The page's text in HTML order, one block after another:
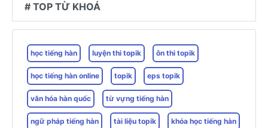
# TOP TỪ KHOÁ
học tiếng hàn luyện thi topik ôn thi topik
học tiếng hàn online topik eps topik
văn hóa hàn quốc từ vựng tiếng hàn
ngữ pháp tiếng hàn tài liệu topik khóa học tiếng hàn